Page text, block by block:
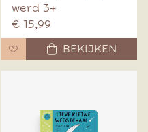
werd 3+
€ 15,99
BEKIJKEN